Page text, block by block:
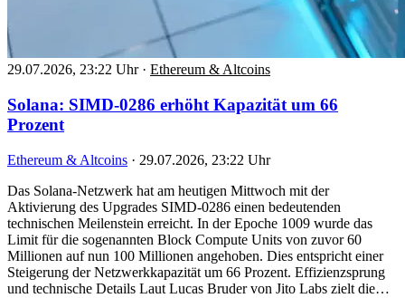
29.07.2026, 23:22 Uhr · Ethereum & Altcoins
Solana: SIMD-0286 erhöht Kapazität um 66
Prozent
Ethereum & Altcoins · 29.07.2026, 23:22 Uhr
Das Solana-Netzwerk hat am heutigen Mittwoch mit der
Aktivierung des Upgrades SIMD-0286 einen bedeutenden
technischen Meilenstein erreicht. In der Epoche 1009 wurde das
Limit für die sogenannten Block Compute Units von zuvor 60
Millionen auf nun 100 Millionen angehoben. Dies entspricht einer
Steigerung der Netzwerkkapazität um 66 Prozent. Effizienzsprung
und technische Details Laut Lucas Bruder von Jito Labs zielt die…